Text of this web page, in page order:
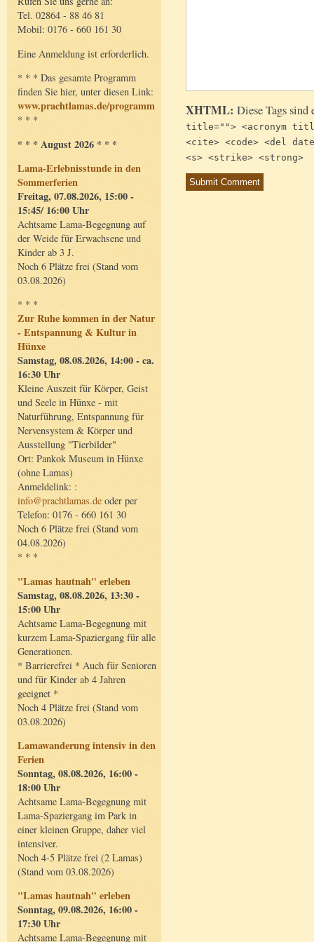
Tel. 02864 - 88 46 81
Mobil: 0176 - 660 161 30
Eine Anmeldung ist erforderlich.
* * * Das gesamte Programm
finden Sie hier, unter diesen Link:
www.prachtlamas.de/programm
* * *
* * * August 2026 * * *
Lama-Erlebnisstunde in den
Sommerferien
Freitag, 07.08.2026, 15:00 -
15:45/ 16:00 Uhr
Achtsame Lama-Begegnung auf
der Weide für Erwachsene und
Kinder ab 3 J.
Noch 6 Plätze frei (Stand vom
03.08.2026)
* * *
Zur Ruhe kommen in der Natur
- Entspannung & Kultur in
Hünxe
Samstag, 08.08.2026, 14:00 - ca.
16:30 Uhr
Kleine Auszeit für Körper, Geist
und Seele in Hünxe - mit
Naturführung, Entspannung für
Nervensystem & Körper und
Ausstellung "Tierbilder"
Ort: Pankok Museum in Hünxe
(ohne Lamas)
Anmeldelink: :
info@prachtlamas.de oder per
Telefon: 0176 - 660 161 30
Noch 6 Plätze frei (Stand vom
04.08.2026)
* * *
"Lamas hautnah" erleben
Samstag, 08.08.2026, 13:30 -
15:00 Uhr
Achtsame Lama-Begegnung mit
kurzem Lama-Spaziergang für alle
Generationen.
* Barrierefrei * Auch für Senioren
und für Kinder ab 4 Jahren
geeignet *
Noch 4 Plätze frei (Stand vom
03.08.2026)
Lamawanderung intensiv in den
Ferien
Sonntag, 08.08.2026, 16:00 -
18:00 Uhr
Achtsame Lama-Begegnung mit
Lama-Spaziergang im Park in
einer kleinen Gruppe, daher viel
intensiver.
Noch 4-5 Plätze frei (2 Lamas)
(Stand vom 03.08.2026)
"Lamas hautnah" erleben
Sonntag, 09.08.2026, 16:00 -
17:30 Uhr
Achtsame Lama-Begegnung mit
XHTML: Diese Tags
title=""> <acronym
<cite> <code> <del
<s> <strike> <strong>